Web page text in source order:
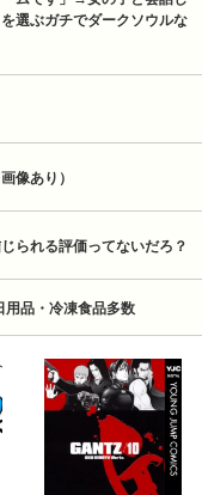
選ぶガチでダークソウルな
像あり）
られる評価ってないだろ？
品・冷凍食品多数